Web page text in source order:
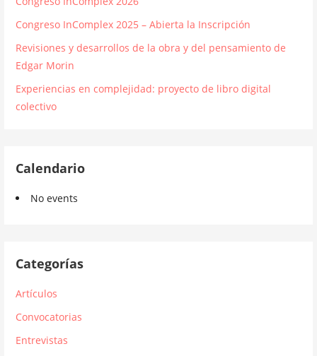
Congreso InComplex 2025 – Abierta la Inscripción
Revisiones y desarrollos de la obra y del pensamiento de
Edgar Morin
Experiencias en complejidad: proyecto de libro digital
colectivo
Calendario
No events
Categorías
Artículos
Convocatorias
Entrevistas